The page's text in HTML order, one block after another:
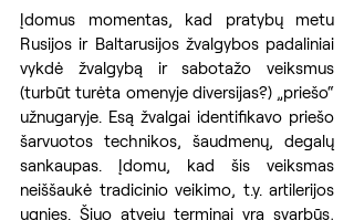
Įdomus momentas, kad pratybų metu
Rusijos ir Baltarusijos žvalgybos padaliniai
vykdė žvalgybą ir sabotažo veiksmus
(turbūt turėta omenyje diversijas?) „priešo“
užnugaryje. Esą žvalgai identifikavo priešo
šarvuotos technikos, šaudmenų, degalų
sankaupas. Įdomu, kad šis veiksmas
neiššaukė tradicinio veikimo, t.y. artilerijos
ugnies. Šiuo atveju terminai yra svarbūs,